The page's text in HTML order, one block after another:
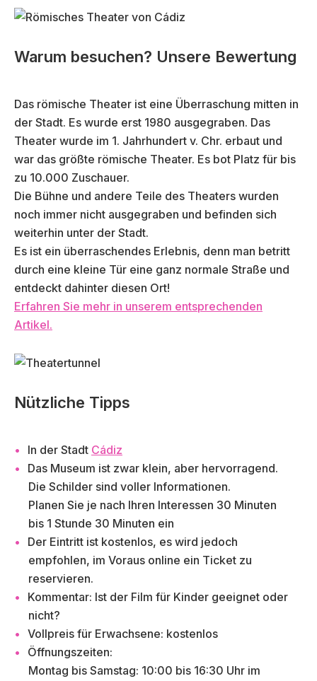
Warum besuchen? Unsere Bewertung
Das römische Theater ist eine Überraschung mitten in
der Stadt. Es wurde erst 1980 ausgegraben. Das
Theater wurde im 1. Jahrhundert v. Chr. erbaut und
war das größte römische Theater. Es bot Platz für bis
zu 10.000 Zuschauer.
Die Bühne und andere Teile des Theaters wurden
noch immer nicht ausgegraben und befinden sich
weiterhin unter der Stadt.
Es ist ein überraschendes Erlebnis, denn man betritt
durch eine kleine Tür eine ganz normale Straße und
entdeckt dahinter diesen Ort!
Erfahren Sie mehr in unserem entsprechenden
Artikel.
Nützliche Tipps
In der Stadt Cádiz
Das Museum ist zwar klein, aber hervorragend.
Die Schilder sind voller Informationen.
Planen Sie je nach Ihren Interessen 30 Minuten
bis 1 Stunde 30 Minuten ein
Der Eintritt ist kostenlos, es wird jedoch
empfohlen, im Voraus online ein Ticket zu
reservieren.
Kommentar: Ist der Film für Kinder geeignet oder
nicht?
Vollpreis für Erwachsene: kostenlos
Öffnungszeiten:
Montag bis Samstag: 10:00 bis 16:30 Uhr im